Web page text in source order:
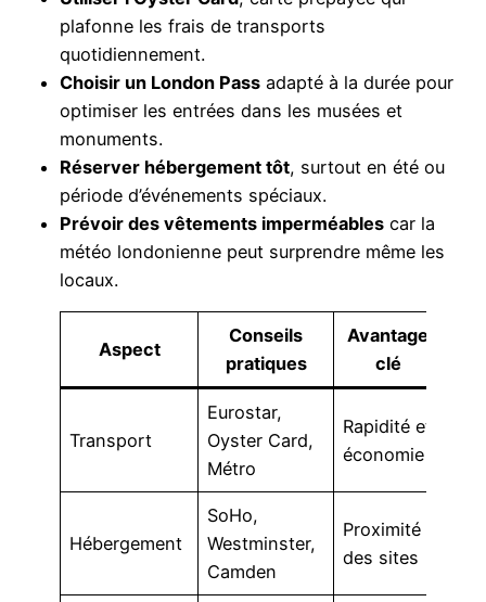
plafonne les frais de transports
quotidiennement.
Choisir un London Pass adapté à la durée pour
optimiser les entrées dans les musées et
monuments.
Réserver hébergement tôt, surtout en été ou
période d’événements spéciaux.
Prévoir des vêtements imperméables car la
météo londonienne peut surprendre même les
locaux.
Aspect
Conseils
pratiques
Avantage
clé
Transport
Eurostar,
Oyster Card,
Métro
Rapidité et
économie
Hébergement
SoHo,
Westminster,
Camden
Proximité
des sites